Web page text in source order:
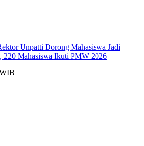
Unpatti Dorong Mahasiswa Jadi
220 Mahasiswa Ikuti PMW 2026